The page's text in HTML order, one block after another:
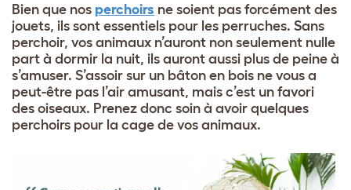
Bien que nos perchoirs ne soient pas forcément des
jouets, ils sont essentiels pour les perruches. Sans
perchoir, vos animaux n’auront non seulement nulle
part à dormir la nuit, ils auront aussi plus de peine à
s’amuser. S’assoir sur un bâton en bois ne vous a
peut-être pas l’air amusant, mais c’est un favori
des oiseaux. Prenez donc soin à avoir quelques
perchoirs pour la cage de vos animaux.